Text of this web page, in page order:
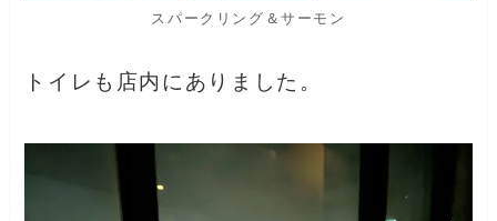
スパークリング＆サーモン
トイレも店内にありました。